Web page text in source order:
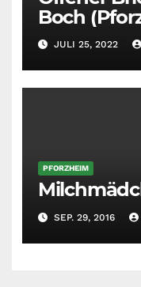
Boch
durch
JULI 25, 2022
PFORZHEIM
SEP. 29, 2016